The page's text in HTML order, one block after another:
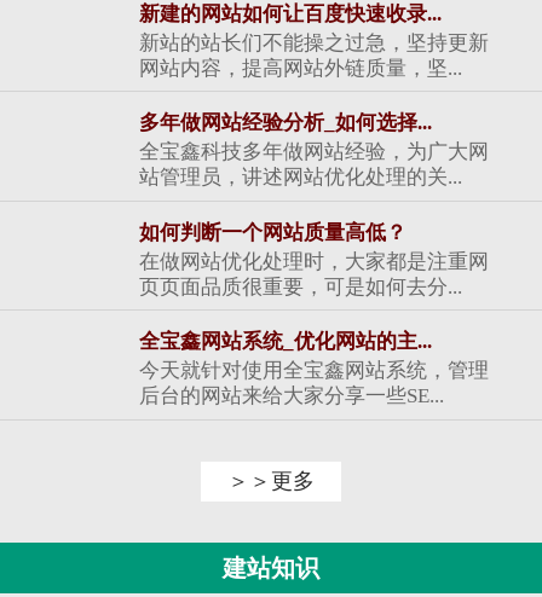
新建的网站如何让百度快速收录...
新站的站长们不能操之过急，坚持更新
网站内容，提高网站外链质量，坚...
多年做网站经验分析_如何选择...
全宝鑫科技多年做网站经验，为广大网
站管理员，讲述网站优化处理的关...
如何判断一个网站质量高低？
在做网站优化处理时，大家都是注重网
页页面品质很重要，可是如何去分...
全宝鑫网站系统_优化网站的主...
今天就针对使用全宝鑫网站系统，管理
后台的网站来给大家分享一些SE...
＞＞更多
建站知识